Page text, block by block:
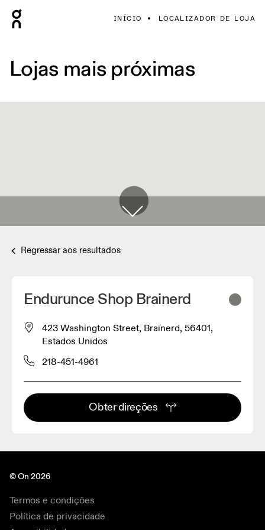
INÍCIO LOCALIZADOR DE LOJA
Lojas mais próximas
Regressar aos resultados
Endurunce Shop Brainerd
423 Washington Street, Brainerd, 56401,
Estados Unidos
218-451-4961
Obter direções
© On 2026
Termos e condições
Política de privacidade